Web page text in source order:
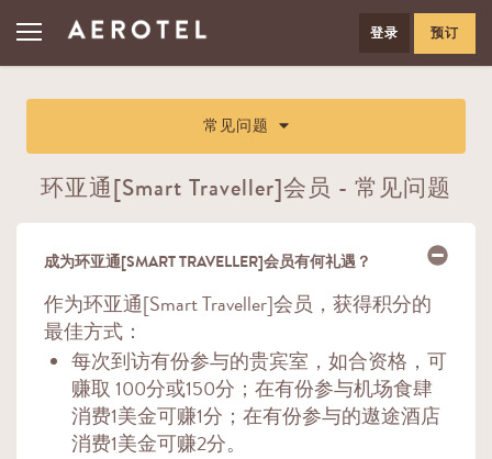
登录 预订
常见问题
环亚通[Smart Traveller]会员 - 常见问题
成为环亚通[SMART TRAVELLER]会员有何礼遇？
作为环亚通[Smart Traveller]会员，获得积分的
最佳方式：
每次到访有份参与的贵宾室，如合资格，可
赚取 100分或150分；在有份参与机场食肆
消费1美金可赚1分；在有份参与的遨途酒店
消费1美金可赚2分。